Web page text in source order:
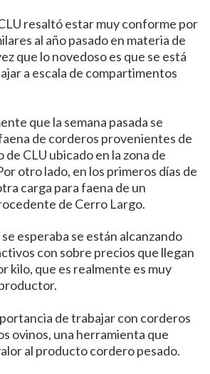
resaltó estar muy conforme por
al año pasado en materia de
que lo novedoso es que se está
a escala de compartimentos
que la semana pasada se
de corderos provenientes de
CLU ubicado en la zona de
otro lado, en los primeros días de
carga para faena de un
de Cerro Largo.
esperaba se están alcanzando
con sobre precios que llegan
kilo, que es realmente es muy
de trabajar con corderos
ovinos, una herramienta que
al producto cordero pesado.